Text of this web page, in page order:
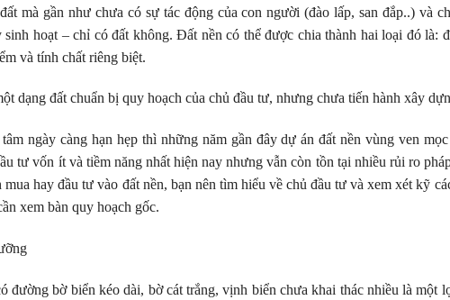
mà gần như chưa có sự tác động của con người (đào lấp, san đắp..) và
sinh hoạt – chỉ có đất không. Đất nền có thể được chia thành hai loại đó là:
và tính chất riêng biệt.
dạng đất chuẩn bị quy hoạch của chủ đầu tư, nhưng chưa tiến hành xây
ngày càng hạn hẹp thì những năm gần đây dự án đất nền vùng ven
tư vốn ít và tiềm năng nhất hiện nay nhưng vẫn còn tồn tại nhiều rủi ro
hay đầu tư vào đất nền, bạn nên tìm hiểu về chủ đầu tư và xem xét kỹ
xem bàn quy hoạch gốc.
đường bờ biển kéo dài, bờ cát trắng, vịnh biển chưa khai thác nhiều là một